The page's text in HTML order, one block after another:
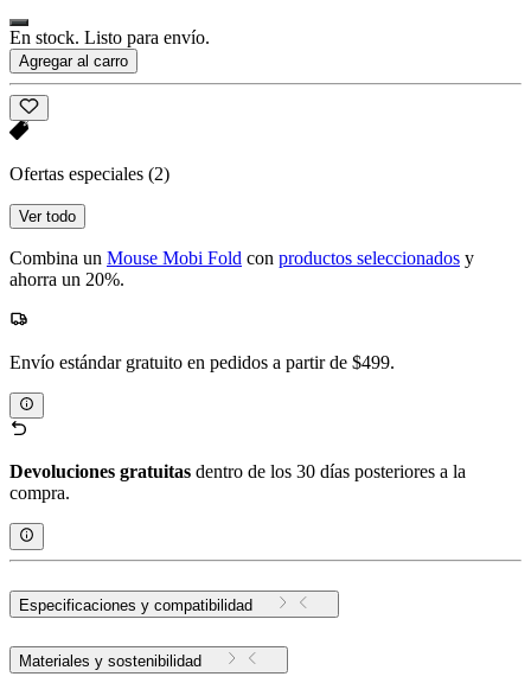
En stock. Listo para envío.
Agregar al carro
Ofertas especiales (2)
Ver todo
Combina un Mouse Mobi Fold con productos seleccionados y
ahorra un 20%.
Envío estándar gratuito en pedidos a partir de $499.
Devoluciones gratuitas dentro de los 30 días posteriores a la
compra.
Especificaciones y compatibilidad
Materiales y sostenibilidad